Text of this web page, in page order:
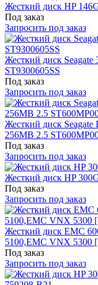
Жесткий диск HP
Под заказ
Запросить под заказ
Жесткий диск
ST9300605SS
Под заказ
Запросить под заказ
Жесткий диск
256MB 2.5
Под заказ
Запросить под заказ
Жесткий диск HP
Под заказ
Запросить под заказ
Жесткий диск EMC
5100,EMC VNX 5300
Под заказ
Запросить под заказ